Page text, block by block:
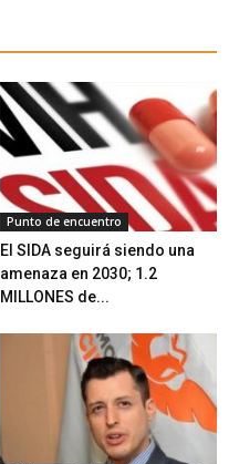
Punto de encuentro
El SIDA seguirá siendo una
amenaza en 2030; 1.2
MILLONES de...